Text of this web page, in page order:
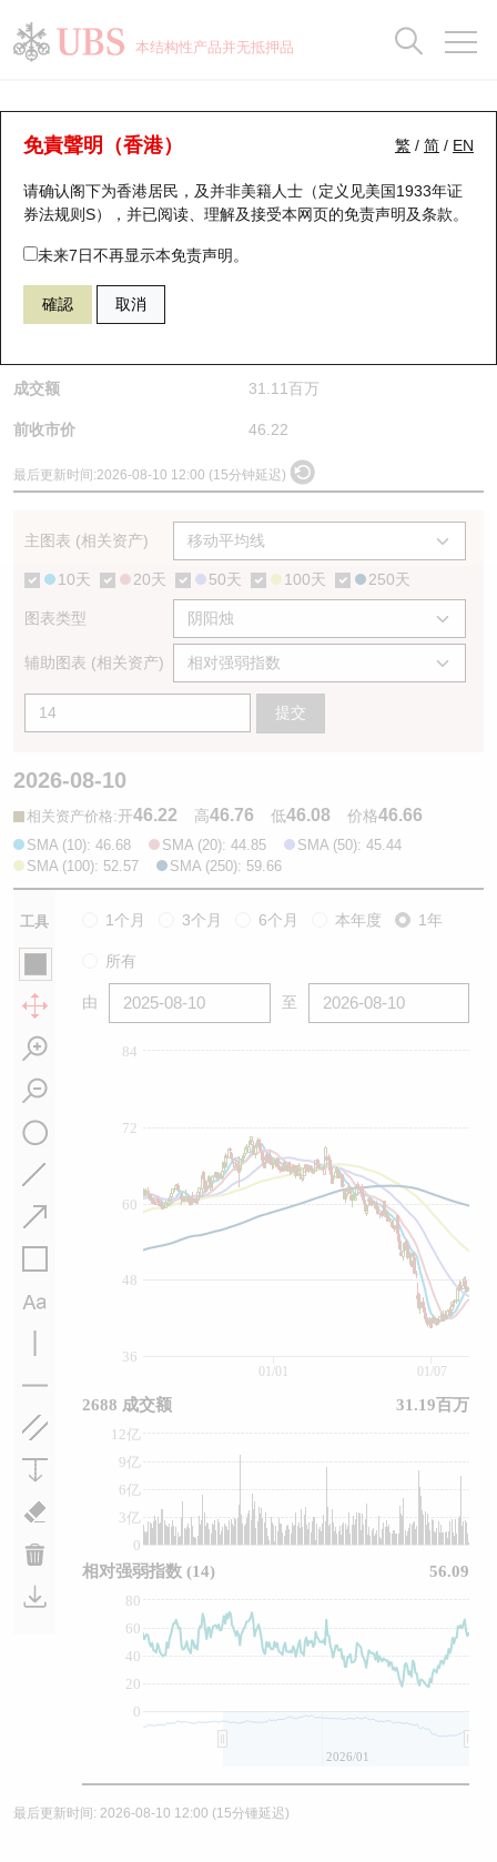
本结构性产品并无抵押品
繁 / 简 / EN
免責聲明（香港）
请确认阁下为香港居民，及并非美籍人士（定义见美国1933年证
券法规则S），并已阅读、理解及接受本网页的免责声明及条款。
未来7日不再显示本免责声明。
確認 取消
正股分析仪
2688 新奥能源
(2688) 新奥能源
$46.62 0.4 (+0.86%)
成交额 31.11百万
前收市价 46.22
最后更新时间:2026-08-10 12:00 (15分钟延迟)
主图表 (相关资产)
10天 20天 50天 100天 250天
图表类型
辅助图表 (相关资产)
提交
2026-08-10
相关资产价格:开46.22 高46.76 低46.08 价格46.66
SMA (10): 46.68 SMA (20): 44.85
SMA (50): 45.44
SMA (100): 52.57
SMA (250): 59.66
工具 1个月 3个月 6个月 本年度 1年
所有
由 至
48
72
36
60
84
0
3亿
6亿
9亿
12亿
0
20
40
60
80
01/07
01/01
2026/01
2688 成交额 31.19百万
相对强弱指数 (14) 56.09
最后更新时间: 2026-08-10 12:00 (15分锺延迟)
瑞银认股证一览
新发行瑞银认股证
即将到期认股证
认股证到期结算价查找
认股证分析仪
引伸波幅比较图
认股证文件及公告
认股证文件及公告 (瑞信)
街货统计
比较
牛熊全景快搜
牛熊证搜寻
牛熊证街货分布图
正股牛熊证列表
新发行瑞银牛熊证
即将到期牛熊证
牛熊证到期结算价查找
牛熊证分析仪
牛熊证文件及公告
街货统计
比较
十大升幅/跌幅
十大认股证成交分布
十天股证占大市成交
资金流
街货统计
正股分析仪
二十大活跃股份
恒指成份股
国指成份股
科指成份股
业绩及经济日历
AH 股价对照
ADR
持股比重
显示所有持股比重
每月轮证大市专题
轮证专栏
讲座及教育短片
认股证投资者教育
牛熊证投资者教育